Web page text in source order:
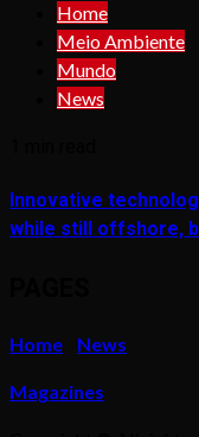
Home
Meio Ambiente
Mundo
News
Innovative
while still offshore,
Home News
Magazines